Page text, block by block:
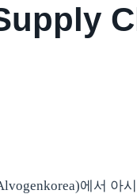
에서 아